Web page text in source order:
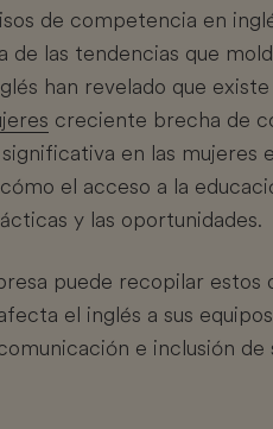
de competencia en
las tendencias que
han revelado que existe
creciente brecha de
en las mujeres
el acceso a la
y las oportunidades.
puede recopilar
el inglés a sus
e inclusión de